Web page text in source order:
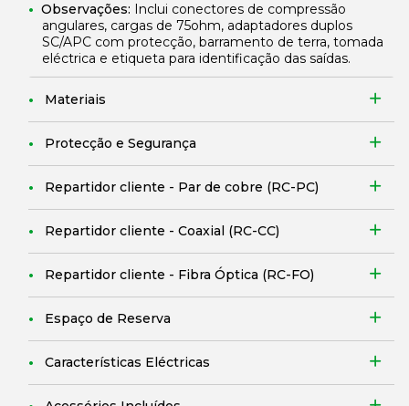
Observações: Inclui conectores de compressão
angulares, cargas de 75ohm, adaptadores duplos
SC/APC com protecção, barramento de terra, tomada
eléctrica e etiqueta para identificação das saídas.
Materiais
Protecção e Segurança
Repartidor cliente - Par de cobre (RC-PC)
Repartidor cliente - Coaxial (RC-CC)
Repartidor cliente - Fibra Óptica (RC-FO)
Espaço de Reserva
Características Eléctricas